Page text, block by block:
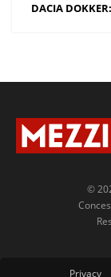
DACIA
©
Privacy